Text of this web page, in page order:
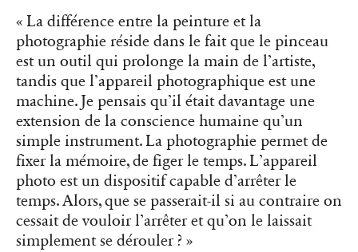
« La différence entre la peinture et la
photographie réside dans le fait que le pinceau
est un outil qui prolonge la main de l’artiste,
tandis que l’appareil photographique est une
machine. Je pensais qu’il était davantage une
extension de la conscience humaine qu’un
simple instrument. La photographie permet de
fixer la mémoire, de figer le temps. L’appareil
photo est un dispositif capable d’arrêter le
temps. Alors, que se passerait-il si au contraire on
cessait de vouloir l’arrêter et qu’on le laissait
simplement se dérouler ? »